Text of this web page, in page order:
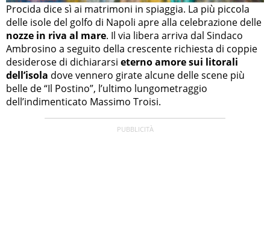
Procida dice sì ai matrimoni in spiaggia. La più piccola
delle isole del golfo di Napoli apre alla celebrazione delle
nozze in riva al mare. Il via libera arriva dal Sindaco
Ambrosino a seguito della crescente richiesta di coppie
desiderose di dichiararsi eterno amore sui litorali
dell’isola dove vennero girate alcune delle scene più
belle de “Il Postino”, l’ultimo lungometraggio
dell’indimenticato Massimo Troisi.